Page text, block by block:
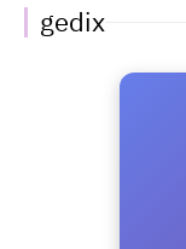
gedix